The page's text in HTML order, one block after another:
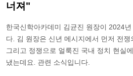
너져"
한국신학아카데미 김균진 원장이 2024
다. 김 원장은 신년 메시지에서 먼저 전
그리고 정쟁으로 얼룩진 국내 정치 현실
냈는데요. 관련 소식입니다.